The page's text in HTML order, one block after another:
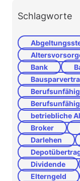
Schlagworte
Bank
betriebliche
Broker
Darlehen
Dividende
Elterngeld